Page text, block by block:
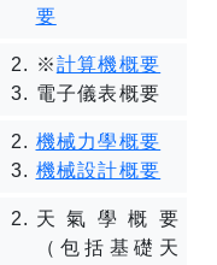
要
※計算機概要
電子儀表概要
機械力學概要
機械設計概要
天氣學概要
（包括基礎天